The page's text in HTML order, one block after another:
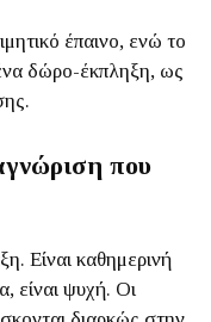
έπαινο, ενώ το
δώρο-έκπληξη, ως
που
Είναι καθημερινή
είναι ψυχή. Οι